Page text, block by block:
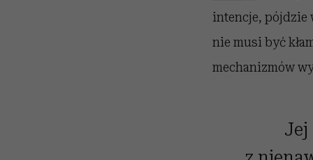
intencje, pójdzie
nie musi być
mechanizmów